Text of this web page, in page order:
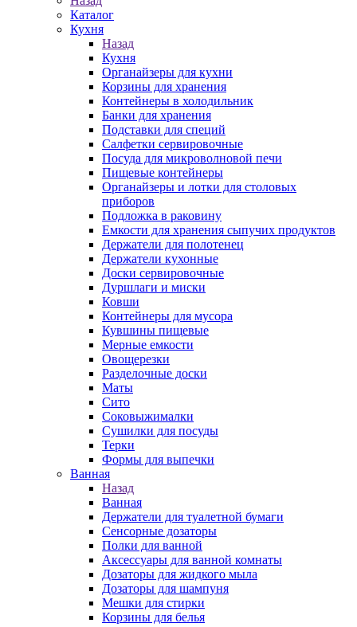
Каталог
Кухня
Назад
Кухня
Органайзеры для кухни
Корзины для хранения
Контейнеры в холодильник
Банки для хранения
Подставки для специй
Салфетки сервировочные
Посуда для микроволновой печи
Пищевые контейнеры
Органайзеры и лотки для столовых
приборов
Подложка в раковину
Емкости для хранения сыпучих продуктов
Держатели для полотенец
Держатели кухонные
Доски сервировочные
Дуршлаги и миски
Ковши
Контейнеры для мусора
Кувшины пищевые
Мерные емкости
Овощерезки
Разделочные доски
Маты
Сито
Соковыжималки
Сушилки для посуды
Терки
Формы для выпечки
Ванная
Назад
Ванная
Держатели для туалетной бумаги
Сенсорные дозаторы
Полки для ванной
Аксессуары для ванной комнаты
Дозаторы для жидкого мыла
Дозаторы для шампуня
Мешки для стирки
Корзины для белья